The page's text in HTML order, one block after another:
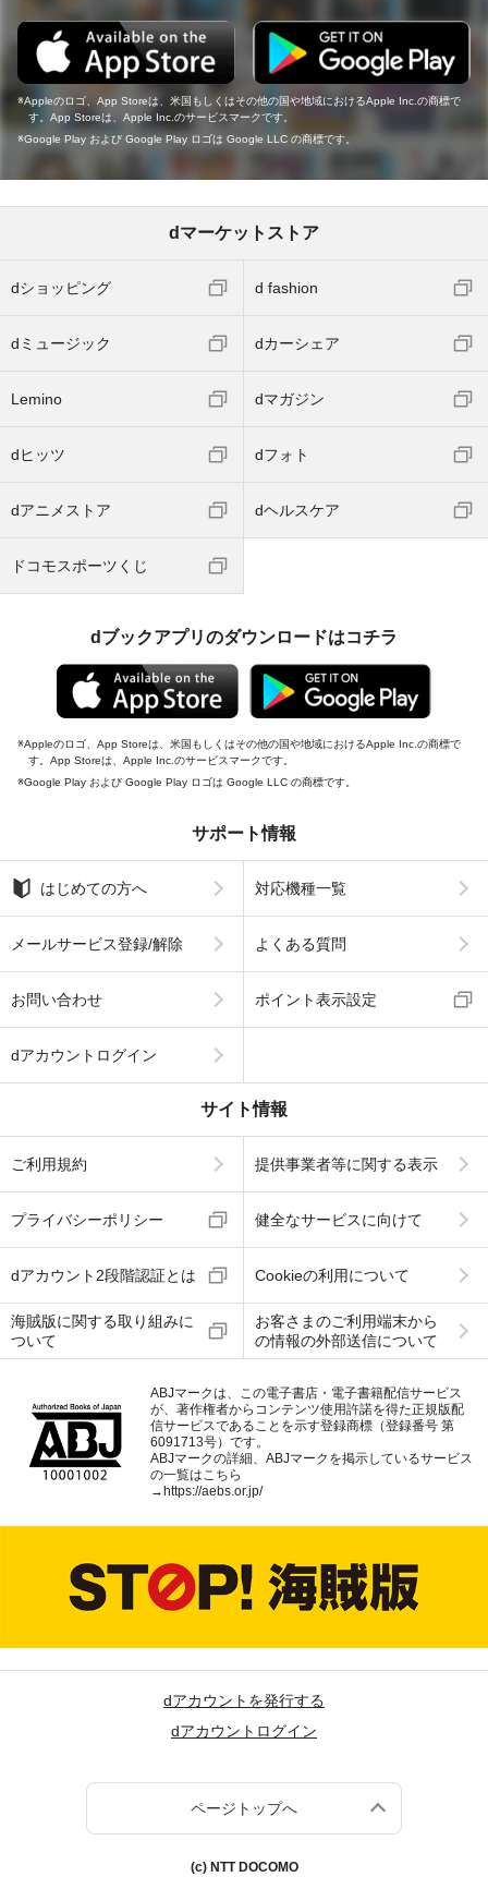
Appleのロゴ、App Storeは、米国もしくはその他の国や地域におけるApple Inc.の商標で
す。App Storeは、Apple Inc.のサービスマークです。
Google Play および Google Play ロゴは Google LLC の商標です。
dマーケットストア
dショッピング d fashion
dミュージック dカーシェア
Lemino dマガジン
dヒッツ dフォト
dアニメストア dヘルスケア
ドコモスポーツくじ
dブックアプリのダウンロードはコチラ
Appleのロゴ、App Storeは、米国もしくはその他の国や地域におけるApple Inc.の商標で
す。App Storeは、Apple Inc.のサービスマークです。
Google Play および Google Play ロゴは Google LLC の商標です。
サポート情報
はじめての方へ 対応機種一覧
メールサービス登録/解除 よくある質問
お問い合わせ ポイント表示設定
dアカウントログイン
サイト情報
ご利用規約 提供事業者等に関する表示
プライバシーポリシー 健全なサービスに向けて
dアカウント2段階認証とは Cookieの利用について
海賊版に関する取り組みに
ついて
お客さまのご利用端末から
の情報の外部送信について
ABJマークは、この電子書店・電子書籍配信サービス
が、著作権者からコンテンツ使用許諾を得た正規版配
信サービスであることを示す登録商標（登録番号 第
6091713号）です。
ABJマークの詳細、ABJマークを掲示しているサービス
の一覧はこちら
→https://aebs.or.jp/
dアカウントを発行する
dアカウントログイン
ページトップへ
(c) NTT DOCOMO